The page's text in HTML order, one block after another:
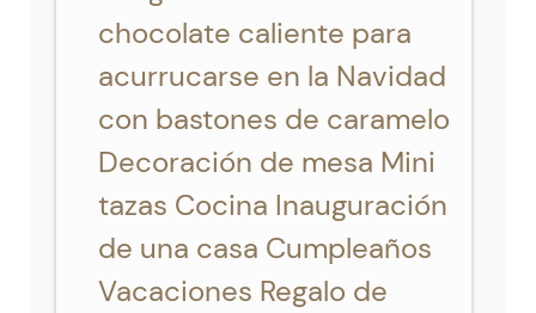
chocolate caliente para
acurrucarse en la Navidad
con bastones de caramelo
Decoración de mesa Mini
tazas Cocina Inauguración
de una casa Cumpleaños
Vacaciones Regalo de